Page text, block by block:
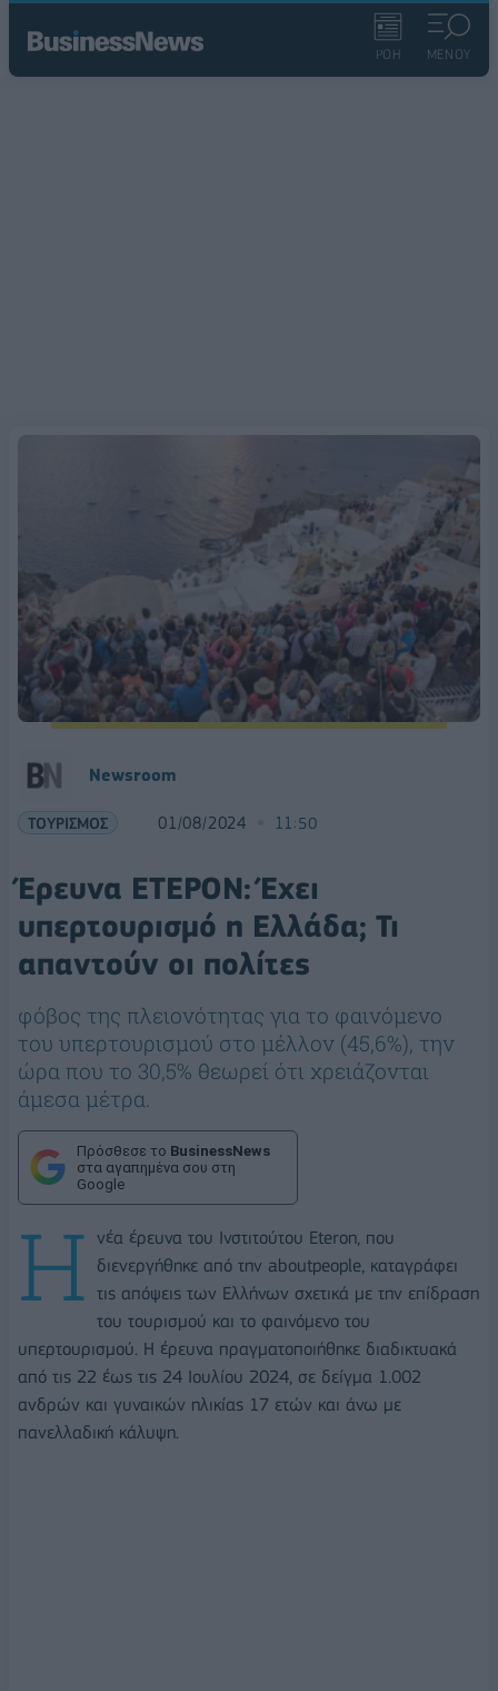
ΡΟΗ ΜΕΝΟΥ
Newsroom
ΤΟΥΡΙΣΜΟΣ 01/08/2024 11:50
Έρευνα ΕΤΕΡΟΝ: Έχει
υπερτουρισμό η Ελλάδα; Τι
απαντούν οι πολίτες
φόβος της πλειονότητας για το φαινόμενο
του υπερτουρισμού στο μέλλον (45,6%), την
ώρα που το 30,5% θεωρεί ότι χρειάζονται
άμεσα μέτρα.
Πρόσθεσε το BusinessNews
στα αγαπημένα σου στη
Google
Η νέα έρευνα του Ινστιτούτου Eteron, που
διενεργήθηκε από την aboutpeople, καταγράφει
τις απόψεις των Ελλήνων σχετικά με την επίδραση
του τουρισμού και το φαινόμενο του
υπερτουρισμού. Η έρευνα πραγματοποιήθηκε διαδικτυακά
από τις 22 έως τις 24 Ιουλίου 2024, σε δείγμα 1.002
ανδρών και γυναικών ηλικίας 17 ετών και άνω με
πανελλαδική κάλυψη.